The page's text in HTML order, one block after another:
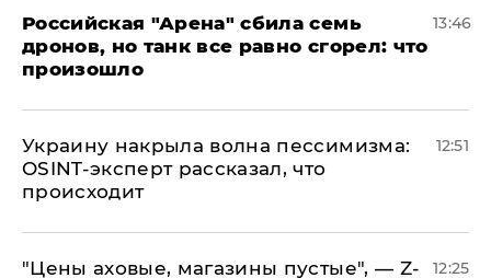
​Российская "Арена" сбила семь
дронов, но танк все равно сгорел: что
произошло
13:46
​Украину накрыла волна пессимизма:
OSINT-эксперт рассказал, что
происходит
12:51
​"Цены аховые, магазины пустые", — Z- 12:25